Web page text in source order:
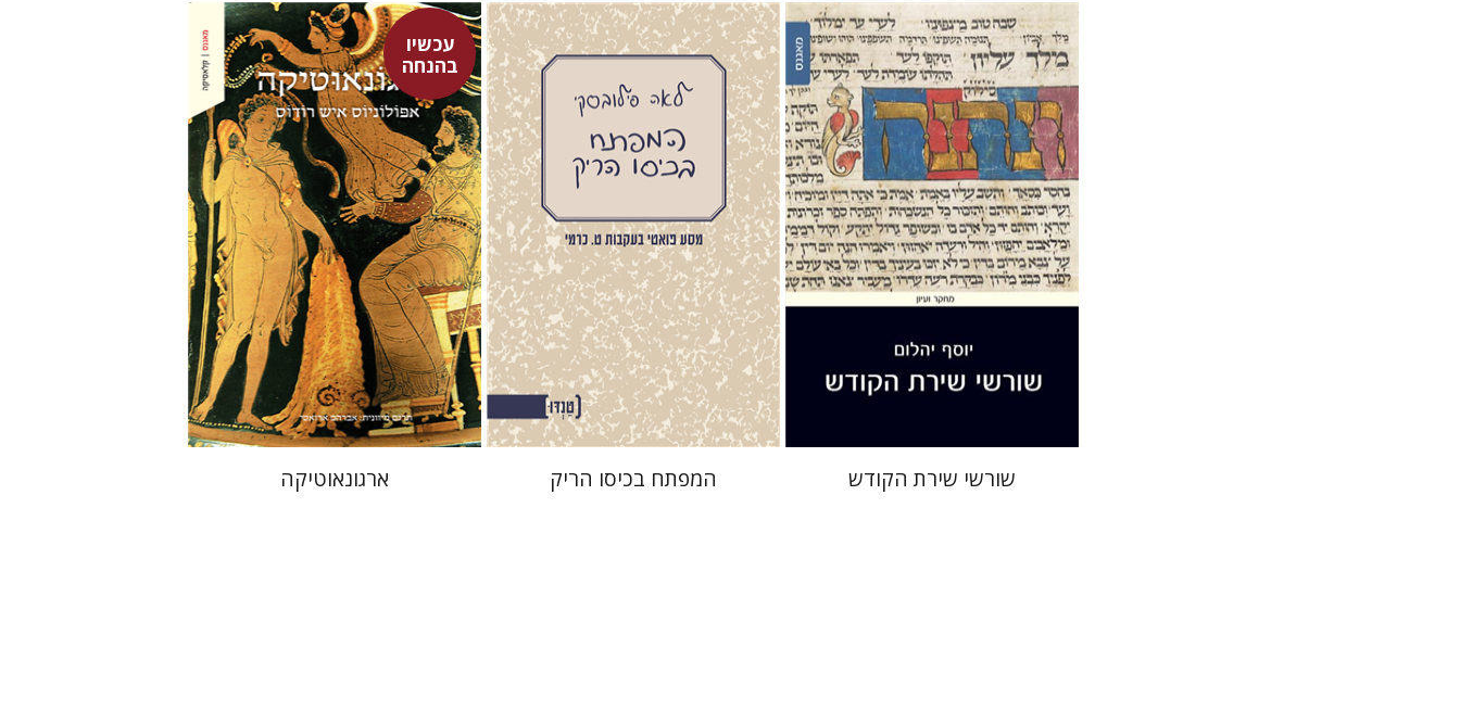
יוסף יהלום
הנחת אתר ספר מודפס
$35
$32
שורשי שירת הקודש
הנחת אתר ספר מודפס
$28
$25
המפתח בכיסו הריק
עכשיו
בהנחה
אפולוניוס אישׁ רודוס
אברהם ארואטי
עכשיו בהנחה
$35
$26
ארגונאוטיקה